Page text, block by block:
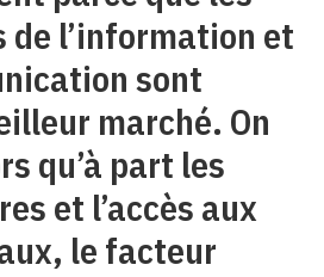
de l’information et
sont
marché. On
qu’à part les
et l’accès aux
le facteur